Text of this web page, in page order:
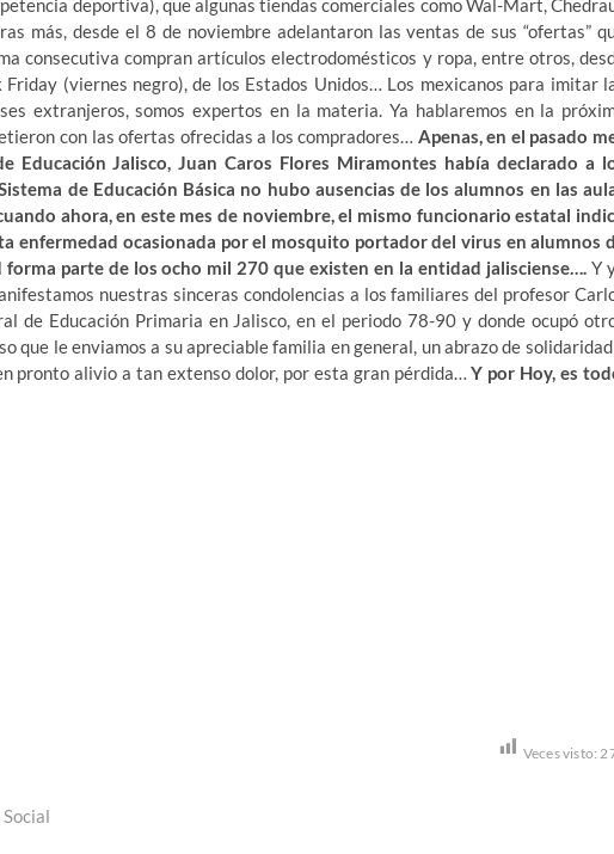
deportiva), que algunas tiendas comerciales como Wal-Mart,
más, desde el 8 de noviembre adelantaron las ventas de sus “ofertas”
consecutiva compran artículos electrodomésticos y ropa, entre otros,
(viernes negro), de los Estados Unidos… Los mexicanos para imitar
extranjeros, somos expertos en la materia. Ya hablaremos en la
con las ofertas ofrecidas a los compradores… Apenas, en el pasado
Educación Jalisco, Juan Caros Flores Miramontes había declarado a
de Educación Básica no hubo ausencias de los alumnos en las
ahora, en este mes de noviembre, el mismo funcionario estatal
enfermedad ocasionada por el mosquito portador del virus en alumnos
parte de los ocho mil 270 que existen en la entidad jalisciense…. Y
nuestras sinceras condolencias a los familiares del profesor
de Educación Primaria en Jalisco, en el periodo 78-90 y donde ocupó
que le enviamos a su apreciable familia en general, un abrazo de
pronto alivio a tan extenso dolor, por esta gran pérdida…Y por Hoy, es
Veces visto: